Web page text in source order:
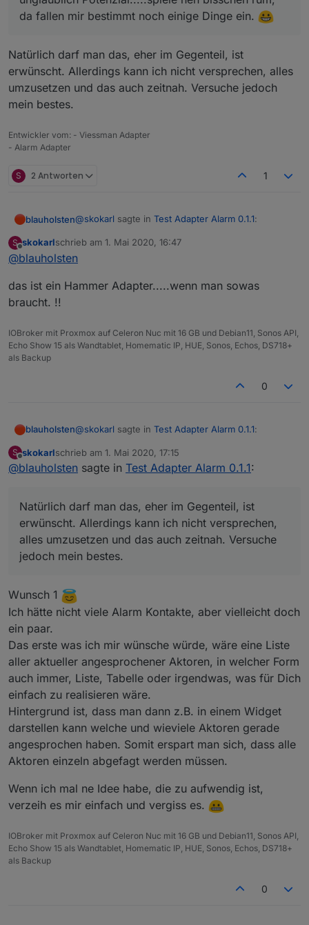
da fallen mir bestimmt noch einige Dinge ein.
Natürlich darf man das, eher im Gegenteil, ist
erwünscht. Allerdings kann ich nicht versprechen, alles
umzusetzen und das auch zeitnah. Versuche jedoch
mein bestes.
Entwickler vom: - Viessman Adapter
- Alarm Adapter
S 2 Antworten 1
blauholsten@skokarl sagte in Test Adapter Alarm 0.1.1:
Darf man noch Wünsche anmelden, der
Adapter hat unglaublich Potenzial.....spiele
Natürlich darf man das, eher im Gegenteil, ist
erwünscht. Allerdings kann ich nicht versprechen,
S
Offline
skokarlschrieb am 1. Mai 2020, 16:47
zuletzt editiert von
@blauholsten
das ist ein Hammer Adapter.....wenn man sowas
braucht. !!
IOBroker mit Proxmox auf Celeron Nuc mit 16 GB und Debian11, Sonos API,
Echo Show 15 als Wandtablet, Homematic IP, HUE, Sonos, Echos, DS718+
als Backup
0
blauholsten@skokarl sagte in Test Adapter Alarm 0.1.1:
@blauholsten
Adapter hat unglaublich Potenzial.....spiele
nen bisschen rum,
da fallen mir bestimmt noch einige Dinge ein.
erwünscht. Allerdings kann ich nicht versprechen,
alles umzusetzen und das auch zeitnah. Versuche
jedoch mein bestes.
S
Offline
skokarlschrieb am 1. Mai 2020, 17:15
zuletzt editiert von
@blauholsten sagte in Test Adapter Alarm 0.1.1:
Natürlich darf man das, eher im Gegenteil, ist
erwünscht. Allerdings kann ich nicht versprechen,
alles umzusetzen und das auch zeitnah. Versuche
jedoch mein bestes.
Wunsch 1
Ich hätte nicht viele Alarm Kontakte, aber vielleicht doch
ein paar.
Das erste was ich mir wünsche würde, wäre eine Liste
aller aktueller angesprochener Aktoren, in welcher Form
auch immer, Liste, Tabelle oder irgendwas, was für Dich
einfach zu realisieren wäre.
Hintergrund ist, dass man dann z.B. in einem Widget
darstellen kann welche und wieviele Aktoren gerade
angesprochen haben. Somit erspart man sich, dass alle
Aktoren einzeln abgefagt werden müssen.
Wenn ich mal ne Idee habe, die zu aufwendig ist,
verzeih es mir einfach und vergiss es.
IOBroker mit Proxmox auf Celeron Nuc mit 16 GB und Debian11, Sonos API,
Echo Show 15 als Wandtablet, Homematic IP, HUE, Sonos, Echos, DS718+
als Backup
0